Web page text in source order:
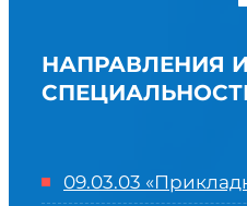
НАПРАВЛЕНИЯ И
09.03.03